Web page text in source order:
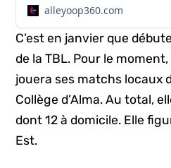
alleyoop360.com
C’est en janvier que
de la TBL. Pour le moment,
jouera ses matchs locaux
Collège d’Alma. Au total,
dont 12 à domicile. Elle
Est.